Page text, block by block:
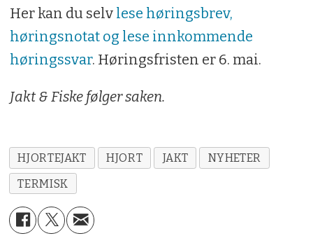
Her kan du selv lese høringsbrev,
høringsnotat og lese innkommende
høringssvar. Høringsfristen er 6. mai.
Jakt & Fiske følger saken.
HJORTEJAKT HJORT JAKT
NYHETER
TERMISK